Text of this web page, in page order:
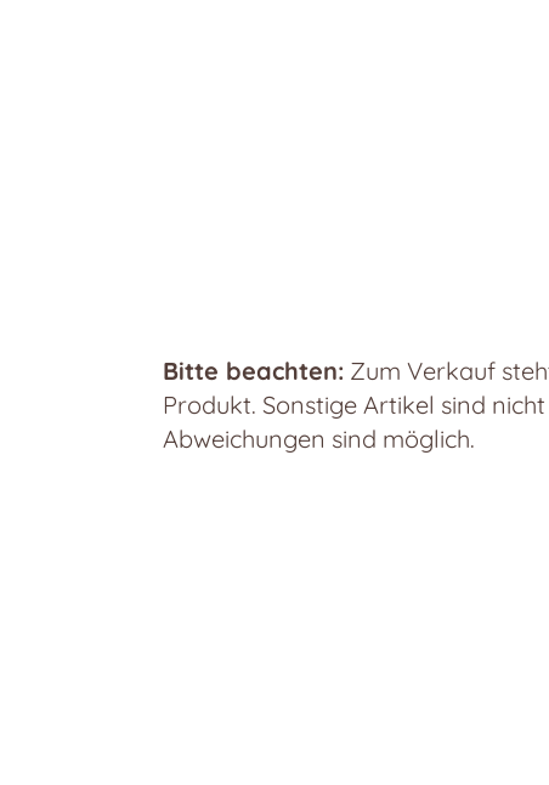
Bitte beachten: Zum Verkauf
Produkt. Sonstige Artikel sind
Abweichungen sind möglich.